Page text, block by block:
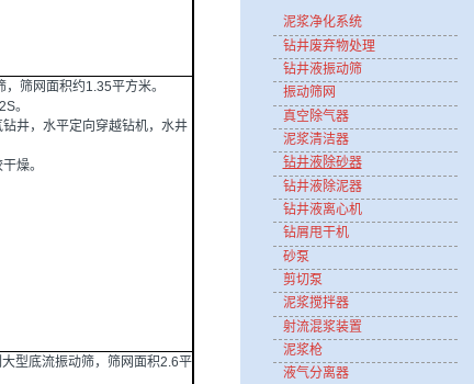
泥浆净化系统
钻井废弃物处理
钻井液振动筛
振动筛网
真空除气器
泥浆清洁器
钻井液除砂器
钻井液除泥器
钻井液离心机
钻屑甩干机
砂泵
剪切泵
泥浆搅拌器
射流混浆装置
泥浆枪
液气分离器
筛网面积约1.35平方米。
。
井，水平定向穿越钻机，水井
燥。
型底流振动筛，筛网面积2.6平